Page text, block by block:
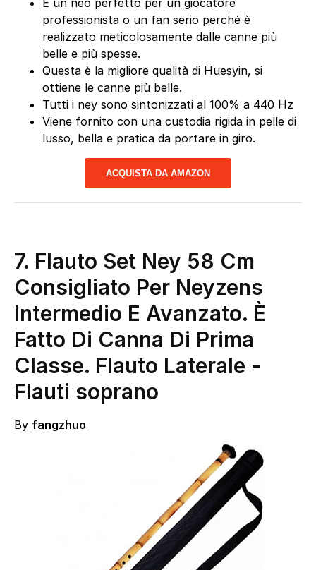
È un neo perfetto per un giocatore
professionista o un fan serio perché è
realizzato meticolosamente dalle canne più
belle e più spesse.
Questa è la migliore qualità di Huesyin, si
ottiene le canne più belle.
Tutti i ney sono sintonizzati al 100% a 440 Hz
Viene fornito con una custodia rigida in pelle di
lusso, bella e pratica da portare in giro.
ACQUISTA DA AMAZON
7. Flauto Set Ney 58 Cm
Consigliato Per Neyzens
Intermedio E Avanzato. È
Fatto Di Canna Di Prima
Classe. Flauto Laterale -
Flauti soprano
By fangzhuo